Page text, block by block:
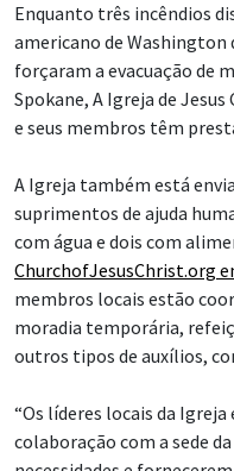
Enquanto três incêndios
americano de Washington
forçaram a evacuação de
Spokane, A Igreja de
e seus membros têm
A Igreja também está
suprimentos de ajuda
com água e dois com
ChurchofJesusChrist.org
membros locais estão
moradia temporária,
outros tipos de auxílios,
“Os líderes locais da
colaboração com a sede